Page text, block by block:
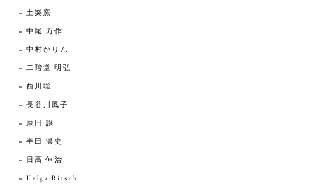
土楽窯
中尾 万作
中村かりん
二階堂 明弘
西川聡
長谷川風子
原田 譲
半田 濃史
日高 伸治
Helga Ritsch